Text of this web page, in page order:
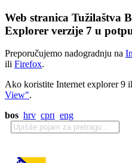
Web stranica Tužilaštva
Explorer verzije 7 u
Preporučujemo nadogradnju na
ili Firefox.
Ako koristite Internet explorer 9
View".
bos hrv срп eng